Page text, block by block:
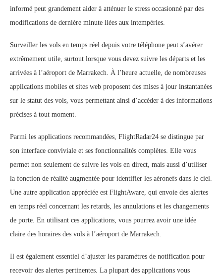
informé peut grandement aider à atténuer le stress occasionné par des
modifications de dernière minute liées aux intempéries.
Surveiller les vols en temps réel depuis votre téléphone peut s’avérer
extrêmement utile, surtout lorsque vous devez suivre les départs et les
arrivées à l’aéroport de Marrakech. À l’heure actuelle, de nombreuses
applications mobiles et sites web proposent des mises à jour instantanées
sur le statut des vols, vous permettant ainsi d’accéder à des informations
précises à tout moment.
Parmi les applications recommandées, FlightRadar24 se distingue par
son interface conviviale et ses fonctionnalités complètes. Elle vous
permet non seulement de suivre les vols en direct, mais aussi d’utiliser
la fonction de réalité augmentée pour identifier les aéronefs dans le ciel.
Une autre application appréciée est FlightAware, qui envoie des alertes
en temps réel concernant les retards, les annulations et les changements
de porte. En utilisant ces applications, vous pourrez avoir une idée
claire des horaires des vols à l’aéroport de Marrakech.
Il est également essentiel d’ajuster les paramètres de notification pour
recevoir des alertes pertinentes. La plupart des applications vous